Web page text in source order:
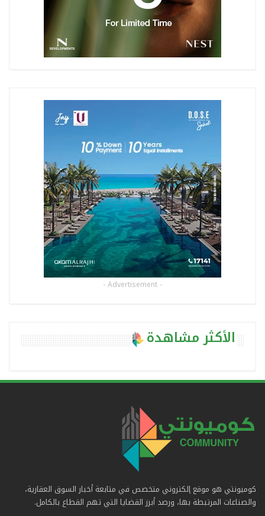
- Advertisement -
الأكثر مشاهدة
كوميونتي هو موقع إلكتروني متخصص في متابعة أخبار السوق العقارية،
والصناعات المرتبطة بها، ورصد أبرز القضايا التي تهم القطاع بالكامل.